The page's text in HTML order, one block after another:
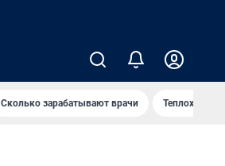
Сколько зарабатывают врачи Теплоход